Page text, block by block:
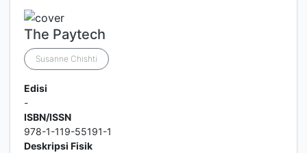
The Paytech
Susanne Chishti
Edisi
-
ISBN/ISSN
978-1-119-55191-1
Deskripsi Fisik